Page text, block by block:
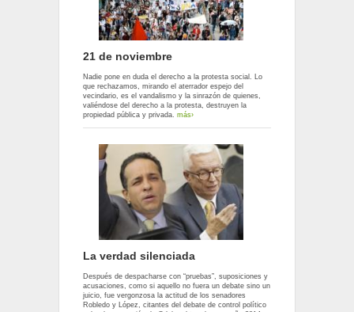
21 de noviembre
Nadie pone en duda el derecho a la protesta social. Lo
que rechazamos, mirando el aterrador espejo del
vecindario, es el vandalismo y la sinrazón de quienes,
valiéndose del derecho a la protesta, destruyen la
propiedad pública y privada. más›
La verdad silenciada
Después de despacharse con “pruebas”, suposiciones y
acusaciones, como si aquello no fuera un debate sino un
juicio, fue vergonzosa la actitud de los senadores
Robledo y López, citantes del debate de control político